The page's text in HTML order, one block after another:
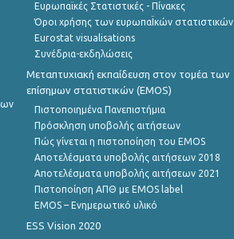
Ευρωπαϊκές Στατιστικές - Πίνακες
Όροι χρήσης των ευρωπαΪκών στατιστικών
Eurostat visualisations
Συνέδρια-εκδηλώσεις
Μεταπτυχιακή εκπαίδευση στον τομέα των
επίσημων στατιστικών (EMOS)
Πιστοποιημένα Πανεπιστήμια
Πρόσκληση υποβολής αιτήσεων
Πώς γίνεται η πιστοποίηση του EMOS
Αποτελέσματα υποβολής αιτήσεων 2018
Αποτελέσματα υποβολής αιτήσεων 2021
Πιστοποίηση ΑΠΘ με EMOS label
EMOS – Ενημερωτικό υλικό
ESS Vision 2020